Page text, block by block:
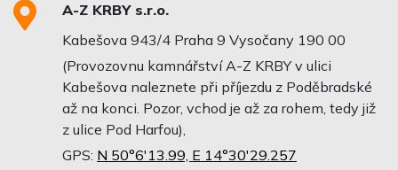
A-Z KRBY s.r.o.
Kabešova 943/4 Praha 9 Vysočany 190 00
(Provozovnu kamnářství A-Z KRBY v ulici
Kabešova naleznete při příjezdu z Poděbradské
až na konci. Pozor, vchod je až za rohem, tedy již
z ulice Pod Harfou),
GPS: N 50°6'13.99, E 14°30'29.257